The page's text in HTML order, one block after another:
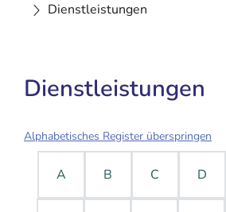
Dienstleistungen
Dienstleistungen
Alphabetisches Register überspringen
A B C D